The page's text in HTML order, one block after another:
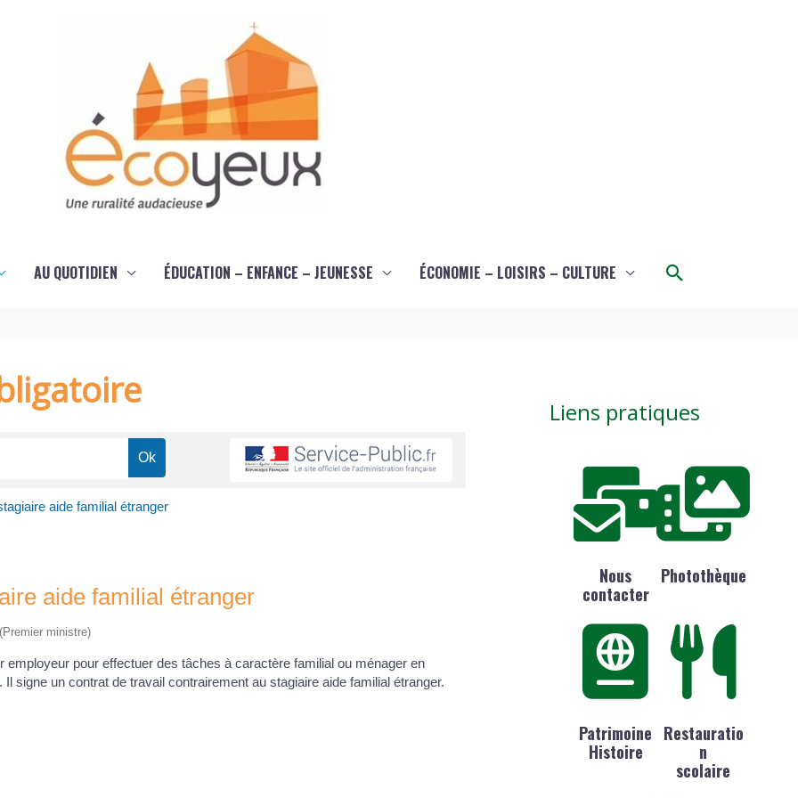
AU QUOTIDIEN ÉDUCATION – ENFANCE – JEUNESSE ÉCONOMIE – LOISIRS – CULTURE Rechercher
aide familial étranger
aide familial étranger
ministre)
pour effectuer des tâches à caractère familial ou ménager en
signe un contrat de travail contrairement au stagiaire aide familial étranger.
Liens pratiques
Nous
contacter
Photothèque
Patrimoine
Histoire
Restauratio
n
scolaire